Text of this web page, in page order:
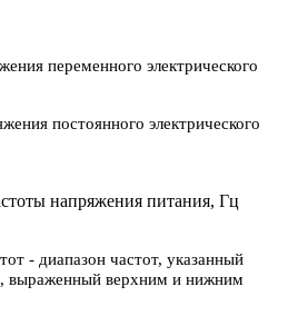
переменного электрического
постоянного электрического
напряжения питания, Гц
- диапазон частот, указанный
выраженный верхним и нижним